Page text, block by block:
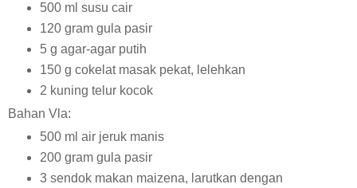
500 ml susu cair
120 gram gula pasir
5 g agar-agar putih
150 g cokelat masak pekat, lelehkan
2 kuning telur kocok
Bahan Vla:
500 ml air jeruk manis
200 gram gula pasir
3 sendok makan maizena, larutkan dengan